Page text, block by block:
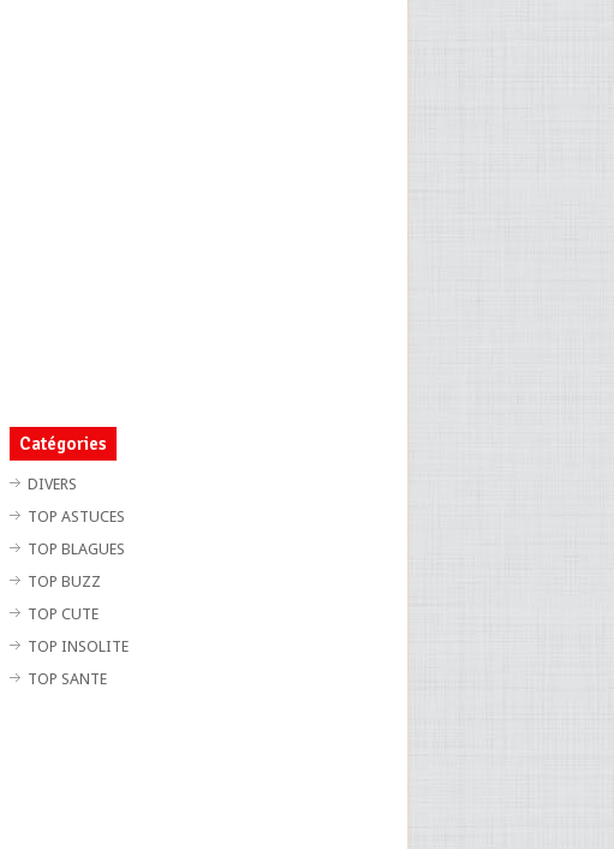
Catégories
DIVERS
TOP ASTUCES
TOP BLAGUES
TOP BUZZ
TOP CUTE
TOP INSOLITE
TOP SANTE